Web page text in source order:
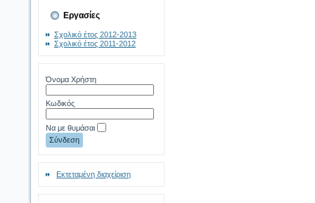
Εργασίες
Σχολικό έτος 2012-2013
Σχολικό έτος 2011-2012
Όνομα Χρήστη
Κωδικός
Να με θυμάσαι
Εκτεταμένη διαχείριση